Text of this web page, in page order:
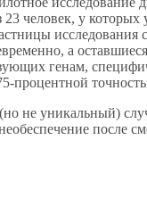
23 человек, у
исследования
а
генам,
процентной
не уникальный)
после